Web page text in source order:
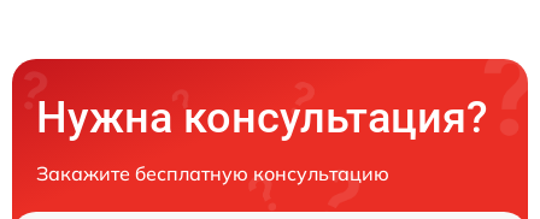
Нужна консультация?
Закажите бесплатную консультацию